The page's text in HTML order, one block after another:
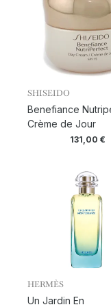
SHISEIDO
Benefiance
Crème de Jour
131,00 €
HERMÈS
Un Jardin En